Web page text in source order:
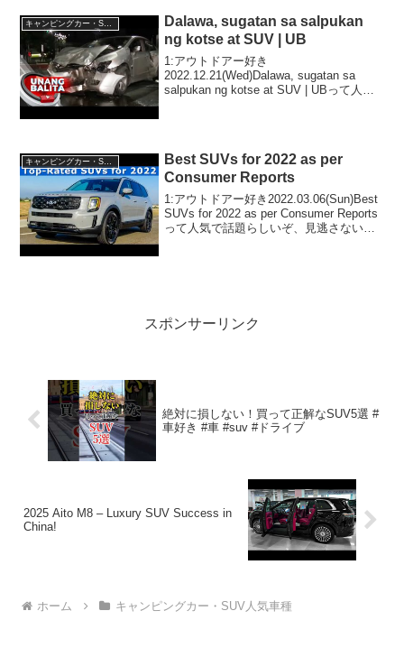
は注目です！3:ア...
キャンピングカー・SUV人気車種
Dalawa, sugatan sa salpukan
ng kotse at SUV | UB
1:アウトドアー好き
2022.12.21(Wed)Dalawa, sugatan sa
salpukan ng kotse at SUV | UBって人気
Best SUVs for 2022 as per
Consumer Reports
1:アウトドアー好き2022.03.06(Sun)Best
SUVs for 2022 as per Consumer Reports
って人気で話題らしいぞ、見逃さない
スポンサーリンク
絶対に損しない！買って正解なSUV5選 #
車好き #車 #suv #ドライブ
2025 Aito M8 – Luxury SUV Success in
China!
ホーム キャンピングカー・SUV人気車種